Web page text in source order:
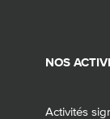
NOS
Activités